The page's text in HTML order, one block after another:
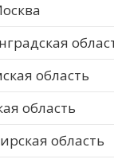
область
область
область